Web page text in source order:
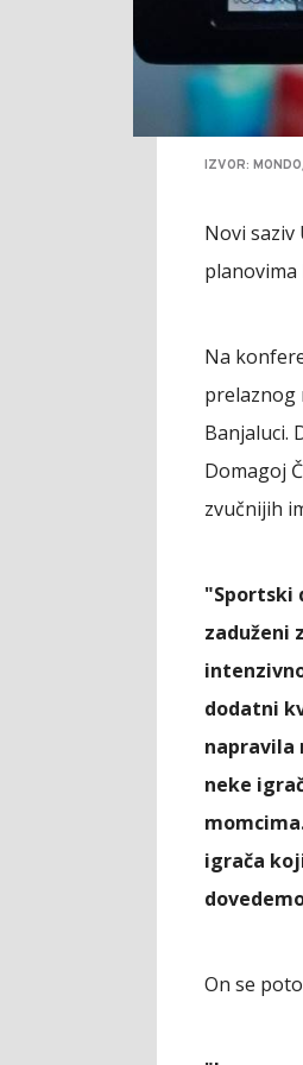
IZVOR:
Novi saziv
Na
prelaznog
Banjaluci.
Domagoj
zvučnijih
"Sportski
zaduženi
dodatni
napravila
neke
igrača
On se